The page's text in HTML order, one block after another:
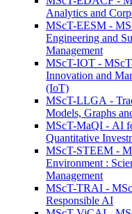
Analytics and
MScT-EESM -
Engineering and
Management
MScT-IOT -
Innovation and
(IoT)
MScT-LLGA -
Models, Graphs
MScT-MaQI - AI
Quantitative
MScT-STEEM -
Environment :
Management
MScT-TRAI -
Responsible AI